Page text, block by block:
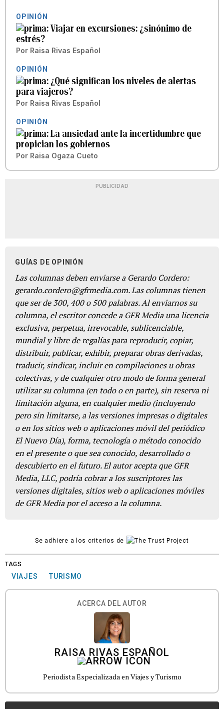
OPINIÓN
Viajar en excursiones: ¿sinónimo de
estrés?
Por Raisa Rivas Español
OPINIÓN
¿Qué significan los niveles de alertas
para viajeros?
Por Raisa Rivas Español
OPINIÓN
La ansiedad ante la incertidumbre que
propician los gobiernos
Por Raisa Ogaza Cueto
PUBLICIDAD
GUÍAS DE OPINIÓN
Las columnas deben enviarse a Gerardo Cordero:
gerardo.cordero@gfrmedia.com. Las columnas tienen
que ser de 300, 400 o 500 palabras. Al enviarnos su
columna, el escritor concede a GFR Media una licencia
exclusiva, perpetua, irrevocable, sublicenciable,
mundial y libre de regalías para reproducir, copiar,
distribuir, publicar, exhibir, preparar obras derivadas,
traducir, sindicar, incluir en compilaciones u obras
colectivas, y de cualquier otro modo de forma general
utilizar su columna (en todo o en parte), sin reserva ni
limitación alguna, en cualquier medio (incluyendo
pero sin limitarse, a las versiones impresas o digitales
o en los sitios web o aplicaciones móvil del periódico
El Nuevo Día), forma, tecnología o método conocido
en el presente o que sea conocido, desarrollado o
descubierto en el futuro. El autor acepta que GFR
Media, LLC, podría cobrar a los suscriptores las
versiones digitales, sitios web o aplicaciones móviles
de GFR Media por el acceso a la columna.
Se adhiere a los criterios de
TAGS
VIAJES TURISMO
ACERCA DEL AUTOR
RAISA RIVAS ESPAÑOL
Periodista Especializada en Viajes y Turismo